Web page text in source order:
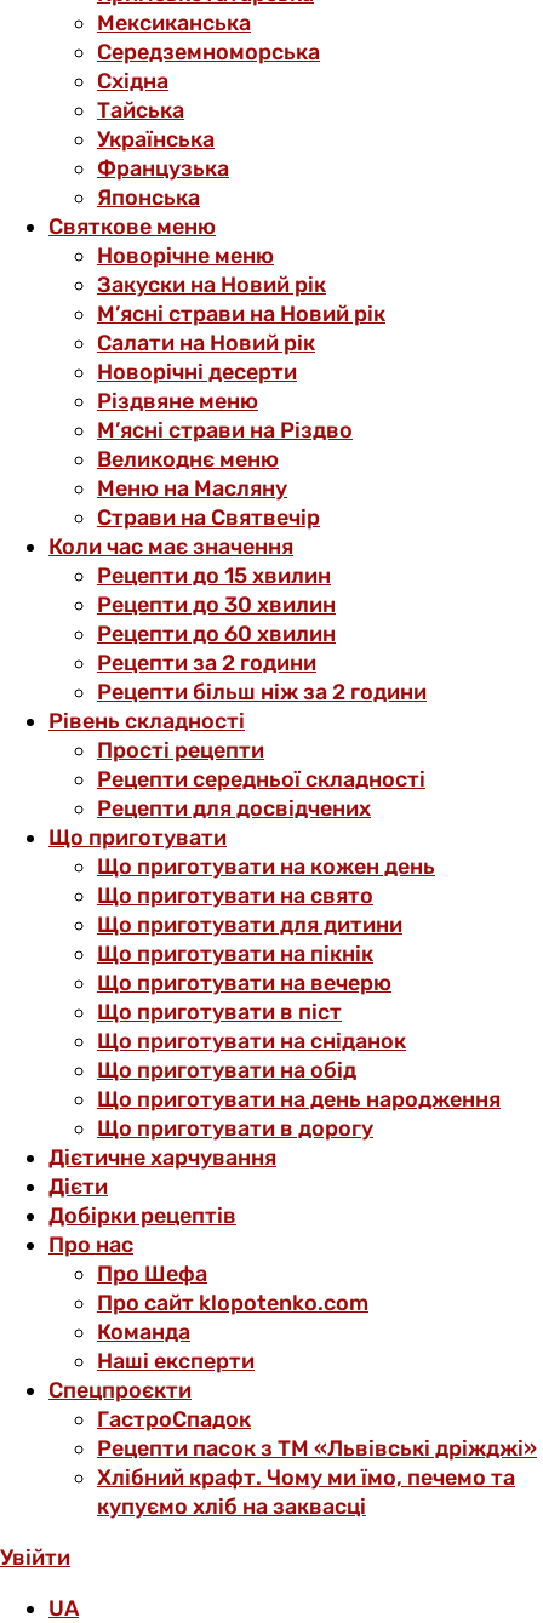
Мексиканська
Середземноморська
Східна
Тайська
Українська
Французька
Японська
Святкове меню
Новорічне меню
Закуски на Новий рік
М’ясні страви на Новий рік
Салати на Новий рік
Новорічні десерти
Різдвяне меню
М’ясні страви на Різдво
Великоднє меню
Меню на Масляну
Страви на Святвечір
Коли час має значення
Рецепти до 15 хвилин
Рецепти до 30 хвилин
Рецепти до 60 хвилин
Рецепти за 2 години
Рецепти більш ніж за 2 години
Рівень складності
Прості рецепти
Рецепти середньої складності
Рецепти для досвідчених
Що приготувати
Що приготувати на кожен день
Що приготувати на свято
Що приготувати для дитини
Що приготувати на пікнік
Що приготувати на вечерю
Що приготувати в піст
Що приготувати на сніданок
Що приготувати на обід
Що приготувати на день народження
Що приготувати в дорогу
Дієтичне харчування
Дієти
Добірки рецептів
Про нас
Про Шефа
Про сайт klopotenko.com
Команда
Наші експерти
Спецпроєкти
ГастроСпадок
Рецепти пасок з ТМ «Львівські дріжджі»
Хлібний крафт. Чому ми їмо, печемо та
купуємо хліб на заквасці
Увійти
UA